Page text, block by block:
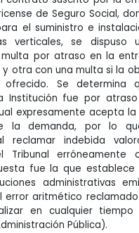
de Seguro Social,
el suministro e
verticales, se dispuso
por atraso en la
otra con una multa si la
Se determina
Institución fue por
expresamente acepta
la demanda, por lo
reclamar indebida
Tribunal erróneamente
fue la que establece
administrativas
error aritmético
en cualquier tiempo
Pública).